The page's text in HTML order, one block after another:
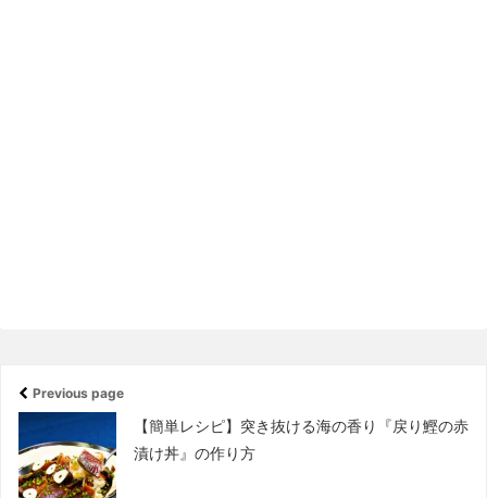
Previous page
【簡単レシピ】突き抜ける海の香り『戻り鰹の赤
漬け丼』の作り方